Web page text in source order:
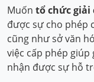
Muốn tổ chức giải
được sự cho phép
cũng như sở văn
việc cấp phép giúp
nhận được sự hỗ